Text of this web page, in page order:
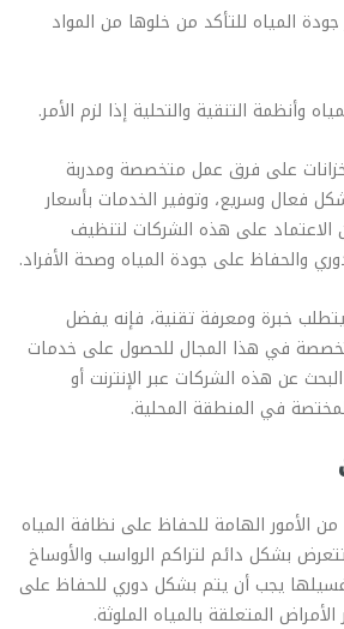
جودة المياه للتأكد من خلوها من المواد
على فرق عمل متخصصة ومدربة
فعال وسريع، وتوفير الخدمات بأسعار
على هذه الشركات لتنظيف
والحفاظ على جودة المياه وصحة الأفراد.
خبرة ومعرفة تقنية، فإنه يفضل
في هذا المجال للحصول على خدمات
عن هذه الشركات عبر الإنترنت أو
في المنطقة المحلية.
الأمور الهامة للحفاظ على نظافة المياه
بشكل دائم لتراكم الرواسب والأوساخ
غسيلها يجب أن يتم بشكل دوري للحفاظ على
المتعلقة بالمياه الملوثة.